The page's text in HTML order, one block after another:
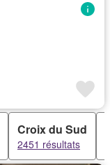
Croix du Sud
2451 résultats